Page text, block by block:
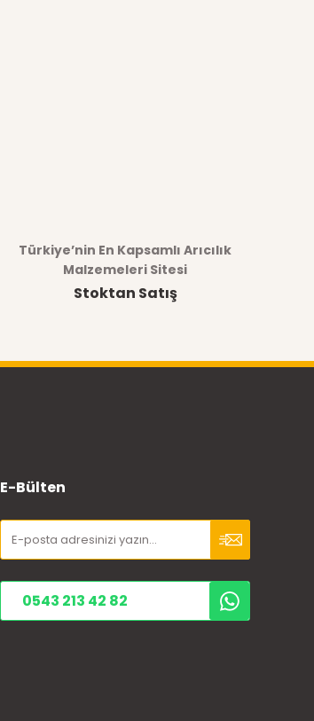
Türkiye’nin En Kapsamlı Arıcılık
Malzemeleri Sitesi
Stoktan Satış
E-Bülten
0543 213 42 82